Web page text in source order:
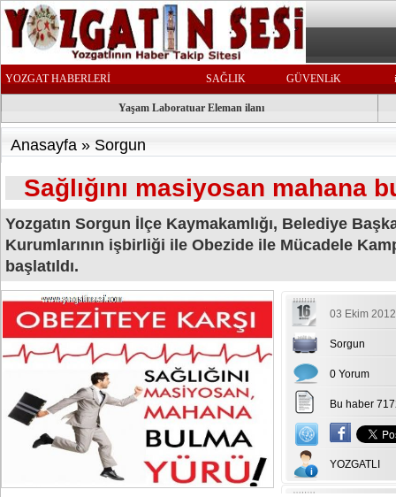
YOZGAT HABERLERİ SAĞLIK GÜVENLiK
Yaşam Laboratuar Eleman ilanı
Anasayfa » Sorgun
Sağlığını masiyosan mahana
Yozgatın Sorgun İlçe Kaymakamlığı, Belediye
Kurumlarının işbirliği ile Obezide ile Mücadele
başlatıldı.
03 Ekim
Sorgun
0 Yorum
Bu haber
YOZGATLI